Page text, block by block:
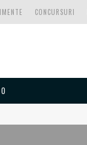
CONCURSURI